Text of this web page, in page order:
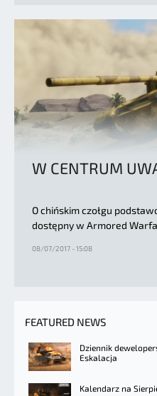
W CENTRUM
O chińskim czołgu
dostępny w Armored
08/07/2017 - 15:08
FEATURED NEWS
Dziennik
Eskalacja
Kalendarz na